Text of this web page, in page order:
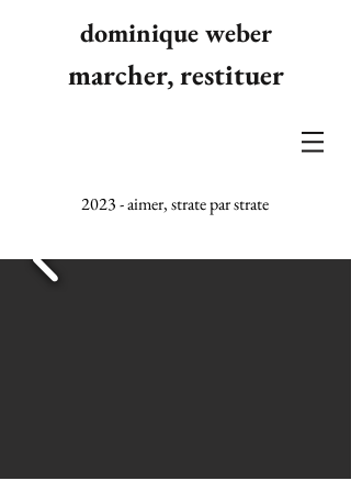
dominique weber
marcher, restituer
2023 - aimer, strate par strate